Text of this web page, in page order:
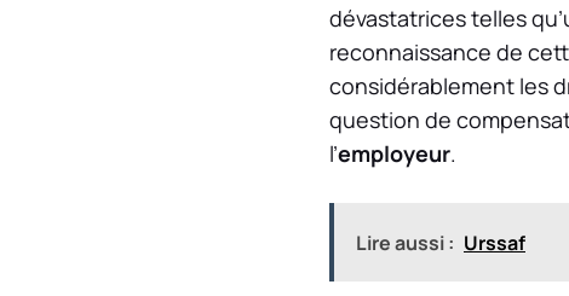
dévastatrices telles
reconnaissance de
considérablement les
question de
l’employeur.
Lire aussi : Urssaf